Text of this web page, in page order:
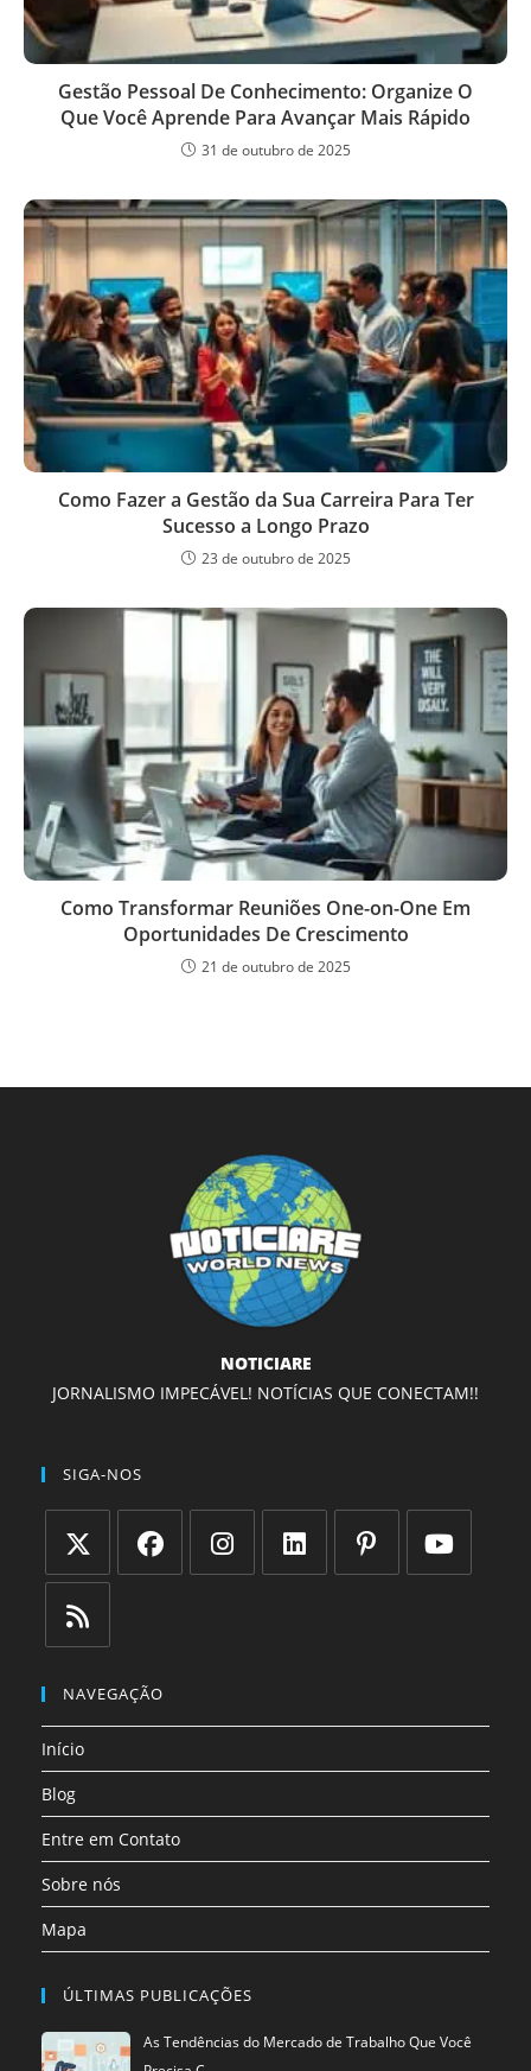
Gestão Pessoal De Conhecimento: Organize O
Que Você Aprende Para Avançar Mais Rápido
31 de outubro de 2025
Como Fazer a Gestão da Sua Carreira Para Ter
Sucesso a Longo Prazo
23 de outubro de 2025
Como Transformar Reuniões One-on-One Em
Oportunidades De Crescimento
21 de outubro de 2025
NOTICIARE
JORNALISMO IMPECÁVEL! NOTÍCIAS QUE CONECTAM!!
SIGA-NOS
Abre
em
uma
aba
aba
em
uma
nova
aba
NAVEGAÇÃO
Início
Blog
Entre em Contato
Sobre nós
Mapa
ÚLTIMAS PUBLICAÇÕES
As Tendências do Mercado de Trabalho Que Você